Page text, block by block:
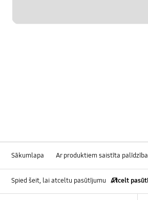
Sākumlapa Ar produktiem saistīta
Spied šeit, lai atceltu pasūtījumu Atcelt